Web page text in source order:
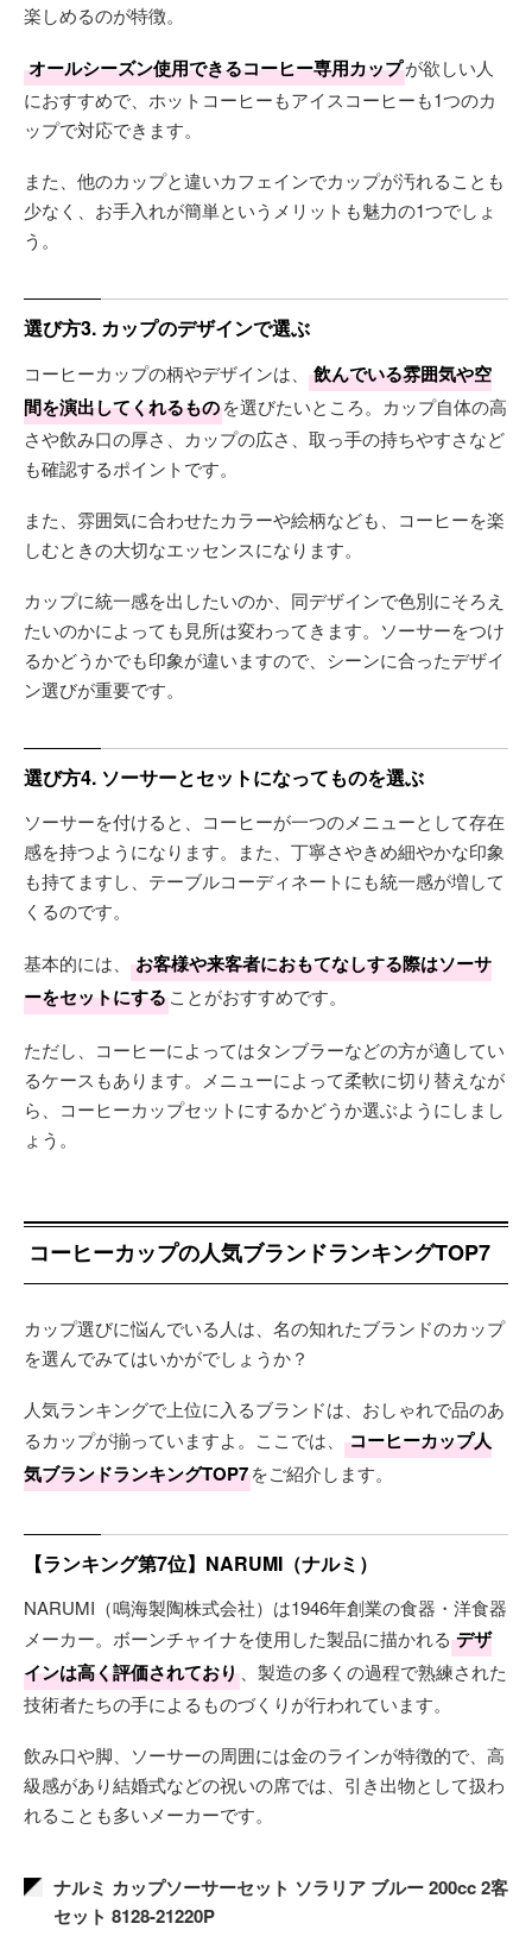
楽しめるのが特徴。
オールシーズン使用できるコーヒー専用カップが欲しい人
におすすめで、ホットコーヒーもアイスコーヒーも1つのカ
ップで対応できます。
また、他のカップと違いカフェインでカップが汚れることも
少なく、お手入れが簡単というメリットも魅力の1つでしょ
う。
選び方3. カップのデザインで選ぶ
コーヒーカップの柄やデザインは、
飲んでいる雰囲気や空
間を演出してくれるものを選びたいところ。カップ自体の高
さや飲み口の厚さ、カップの広さ、取っ手の持ちやすさなど
も確認するポイントです。
また、雰囲気に合わせたカラーや絵柄なども、コーヒーを楽
しむときの大切なエッセンスになります。
カップに統一感を出したいのか、同デザインで色別にそろえ
たいのかによっても見所は変わってきます。ソーサーをつけ
るかどうかでも印象が違いますので、シーンに合ったデザイ
ン選びが重要です。
選び方4. ソーサーとセットになってものを選ぶ
ソーサーを付けると、コーヒーが一つのメニューとして存在
感を持つようになります。また、丁寧さやきめ細やかな印象
も持てますし、テーブルコーディネートにも統一感が増して
くるのです。
基本的には、
お客様や来客者におもてなしする際はソーサ
ーをセットにすることがおすすめです。
ただし、コーヒーによってはタンブラーなどの方が適してい
るケースもあります。メニューによって柔軟に切り替えなが
ら、コーヒーカップセットにするかどうか選ぶようにしまし
ょう。
コーヒーカップの人気ブランドランキングTOP7
カップ選びに悩んでいる人は、名の知れたブランドのカップ
を選んでみてはいかがでしょうか？
人気ランキングで上位に入るブランドは、おしゃれで品のあ
るカップが揃っていますよ。ここでは、
コーヒーカップ人
気ブランドランキングTOP7をご紹介します。
【ランキング第7位】NARUMI（ナルミ）
NARUMI（鳴海製陶株式会社）は1946年創業の食器・洋食器
メーカー。ボーンチャイナを使用した製品に描かれる デザ
インは高く評価されており 、製造の多くの過程で熟練された
技術者たちの手によるものづくりが行われています。
飲み口や脚、ソーサーの周囲には金のラインが特徴的で、高
級感があり結婚式などの祝いの席では、引き出物として扱わ
れることも多いメーカーです。
ナルミ カップソーサーセット ソラリア ブルー 200cc 2客
セット 8128-21220P